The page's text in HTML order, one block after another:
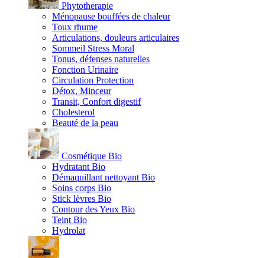
Phytotherapie
Ménopause bouffées de chaleur
Toux rhume
Articulations, douleurs articulaires
Sommeil Stress Moral
Tonus, défenses naturelles
Fonction Urinaire
Circulation Protection
Détox, Minceur
Transit, Confort digestif
Cholesterol
Beauté de la peau
Cosmétique Bio
Hydratant Bio
Démaquillant nettoyant Bio
Soins corps Bio
Stick lèvres Bio
Contour des Yeux Bio
Teint Bio
Hydrolat